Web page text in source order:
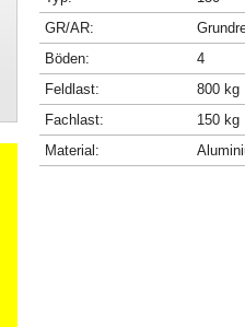
GR/AR:
Böden:
4
Feldlast:
800 kg
Fachlast:
150 kg
Material: